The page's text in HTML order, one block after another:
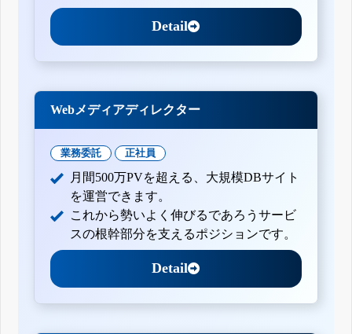
Detail
Webメディアディレクター
業務委託 正社員
月間500万PVを超える、大規模DBサイト
を運営できます。
これから勢いよく伸びるであろうサービ
スの根幹部分を支えるポジションです。
Detail